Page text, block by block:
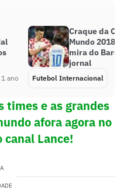
1 ano
Craque da
Mundo 2018
mira do
jornal
Futebol Internacional
times e as grandes
afora agora no
canal Lance!